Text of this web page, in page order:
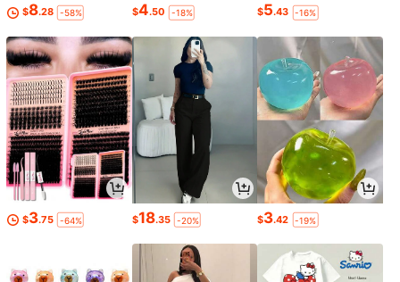
$8.28 -58% $4.50 -18% $5.43 -16%
$3.75 -64% $18.35 -20% $3.42 -19%